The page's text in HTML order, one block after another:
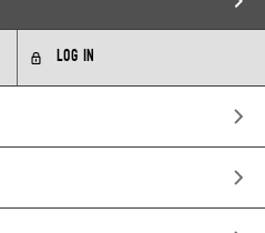
LOG IN